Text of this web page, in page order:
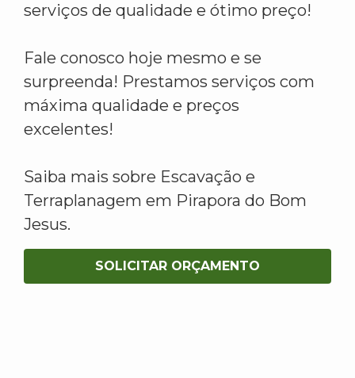
serviços de qualidade e ótimo preço!
Fale conosco hoje mesmo e se
surpreenda! Prestamos serviços com
máxima qualidade e preços
excelentes!
Saiba mais sobre Escavação e
Terraplanagem em Pirapora do Bom
Jesus.
SOLICITAR ORÇAMENTO